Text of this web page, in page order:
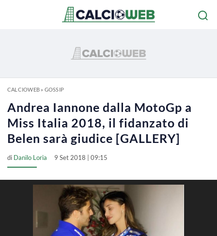
CALCIOWEB» GOSSIP
Andrea Iannone dalla MotoGp a
Miss Italia 2018, il fidanzato di
Belen sarà giudice [GALLERY]
di Danilo Loria 9 Set 2018 | 09:15